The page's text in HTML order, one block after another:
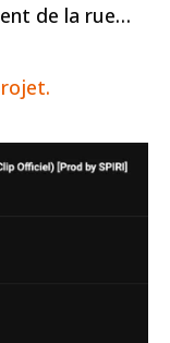
de la rue…